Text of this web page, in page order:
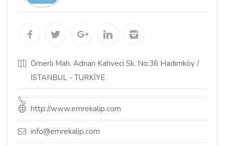
Ömerli Mah. Adnan Kahveci Sk. No:36 Hadımköy /
İSTANBUL - TURKİYE
http://www.emrekalip.com
info@emrekalip.com